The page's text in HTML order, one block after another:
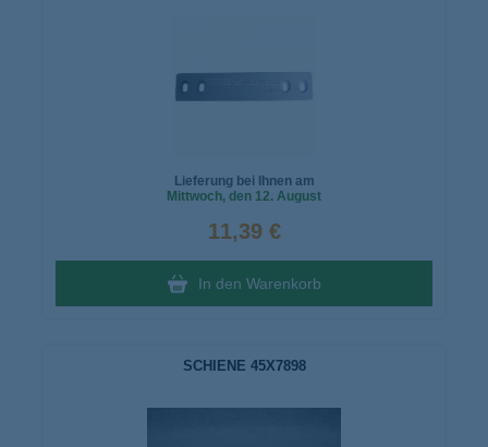
Lieferung bei Ihnen am
Mittwoch, den 12. August
11,39 €
In den Warenkorb
SCHIENE 45X7898